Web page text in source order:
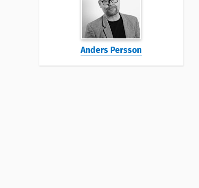
Anders Persson